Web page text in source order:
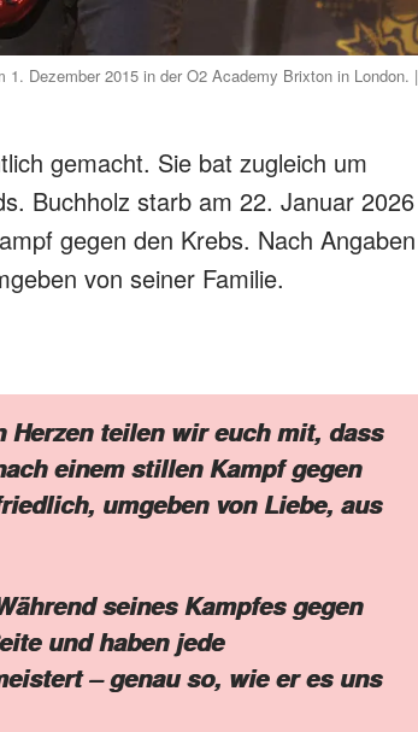
Dezember 2015 in der O2 Academy Brixton in London. |
gemacht. Sie bat zugleich um
Buchholz starb am 22. Januar 2026
gegen den Krebs. Nach Angaben
von seiner Familie.
Herzen teilen wir euch mit, dass
einem stillen Kampf gegen
umgeben von Liebe, aus
seines Kampfes gegen
und haben jede
– genau so, wie er es uns